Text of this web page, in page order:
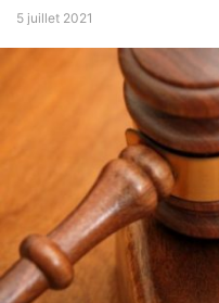
5 juillet 2021